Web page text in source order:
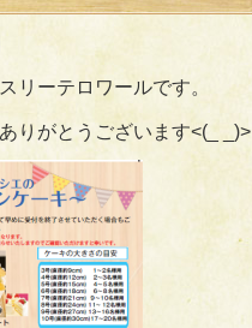
リーテロワールです。
りがとうございます<(_ _)>